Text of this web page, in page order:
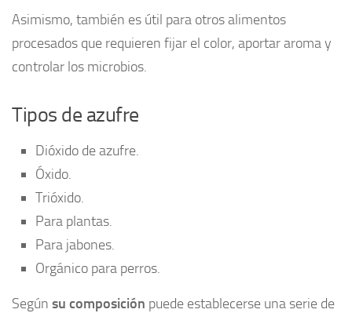
Asimismo, también es útil para otros alimentos
procesados que requieren fijar el color, aportar aroma y
controlar los microbios.
Tipos de azufre
Dióxido de azufre.
Óxido.
Trióxido.
Para plantas.
Para jabones.
Orgánico para perros.
Según su composición puede establecerse una serie de